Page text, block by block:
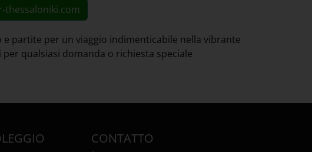
thessaloniki.com
partite per un viaggio indimenticabile nella vibrante
qualsiasi domanda o richiesta speciale
CONTATTO